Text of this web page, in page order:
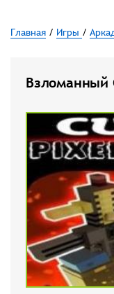
Главная / Игры /
Взломанный